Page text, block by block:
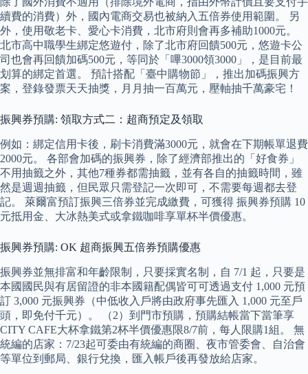
續費的消費）外，國內電商交易也被納入五倍券使用範圍。 另
外，使用敬老卡、愛心卡消費，北市府則會再多補助1000元。
北市高中職學生綁定悠遊付，除了北市府回饋500元，悠遊卡公
司也會再回饋加碼500元，等同於「嗶3000領3000」，是目前最
划算的綁定首選。 預計搭配「臺中購物節」，推出加碼振興方
案，登錄發票天天抽獎，月月抽一百萬元，壓軸抽千萬豪宅！
振興券預購: 領取方式二：超商預定及領取
例如：綁定信用卡後，刷卡消費滿3000元，就會在下期帳單退費
2000元。 各部會加碼的振興券，除了經濟部推出的「好食券」
不用抽籤之外，其他7種券都需抽籤，並有各自的抽籤時間，雖
然是週週抽籤，但民眾只需登記一次即可，不需要每週都去登
記。 萊爾富預訂振興三倍券並完成繳費，可獲得 振興券預購 10
元抵用金、大冰熱美式或拿鐵咖啡享單杯半價優惠。
振興券預購: OK 超商振興五倍券預購優惠
振興券並無排富和年齡限制，只要採實名制，自 7/1 起，只要是
本國國民與有居留證的非本國籍配偶皆可可透過支付 1,000 元預
訂 3,000 元振興券（中低收入戶將由政府事先匯入 1,000 元至戶
頭，即免付千元）。 （2）到門市預購，預購結帳當下當筆享
CITY CAFE大杯拿鐵第2杯半價優惠限8/7前，每人限購1組。 無
統編的店家：7/23起可委由有統編的商圈、夜市管委會、自治會
等單位到郵局、銀行兌換，匯入帳戶後再發放給店家。